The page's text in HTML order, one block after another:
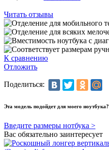
Читать отзывы
К сравнению
Отложить
Поделиться:
Эта модель подойдет для моего ноутбука?
Введите размеры нотбука >
Вас обязательно заинтересует